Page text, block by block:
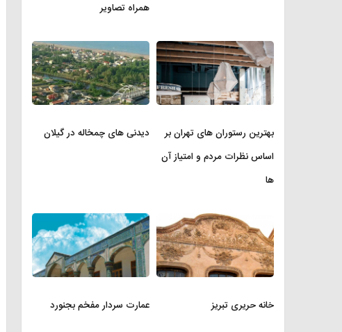
همراه تصاویر
بهترین رستوران های تهران بر
اساس نظرات مردم و امتیاز آن
ها
دیدنی های چمخاله در گیلان
خانه حریری تبریز عمارت سردار مفخم بجنورد